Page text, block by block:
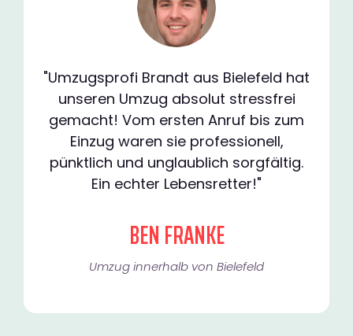
"Umzugsprofi Brandt aus Bielefeld hat
unseren Umzug absolut stressfrei
gemacht! Vom ersten Anruf bis zum
Einzug waren sie professionell,
pünktlich und unglaublich sorgfältig.
Ein echter Lebensretter!"
BEN FRANKE
Umzug innerhalb von Bielefeld​